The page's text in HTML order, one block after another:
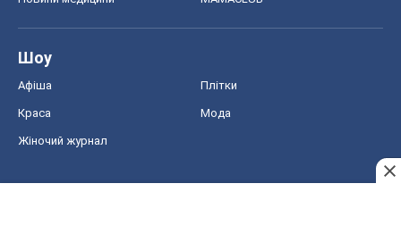
Шоу
Афіша Плітки
Краса Мода
Жіночий журнал